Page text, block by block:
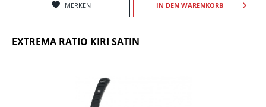
MERKEN IN DEN WARENKORB
EXTREMA RATIO KIRI SATIN